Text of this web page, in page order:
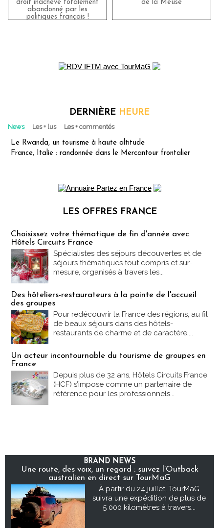
droit inachevé totalement
abandonné par les
politiques français !
de la Meuse
DERNIÈRE HEURE
News Les + lus Les + commentés
Le Rwanda, un tourisme à haute altitude
France, Italie : randonnée dans le Mercantour frontalier
LES OFFRES FRANCE
Choisissez votre thématique de fin d'année avec
Hôtels Circuits France
Spécialistes des séjours découvertes et de
séjours thématiques tout compris et sur-
mesure, organisés à travers les...
Des hôteliers-restaurateurs à la pointe de l'accueil
des groupes
Pour redécouvrir la France des régions, au fil
de beaux séjours dans des hôtels-
restaurants de charme et de caractère....
Un acteur incontournable du tourisme de groupes en
France
Depuis plus de 32 ans, Hôtels Circuits France
(HCF) s’impose comme un partenaire de
référence pour les professionnels...
BRAND NEWS
Une route, des voix, un regard : suivez l’Outback
australien en direct sur TourMaG
À partir du 24 juillet, TourMaG
suivra une expédition de plus de
5 000 kilomètres à travers...